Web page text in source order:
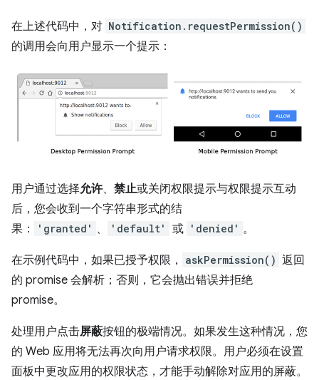
在上述代码中，对 Notification.requestPermission()
的调用会向用户显示一个提示：
用户通过选择允许、 禁止或关闭权限提示与权限提示互动
后，您会收到一个字符串形式的结
果：
'granted' 、 'default' 或 'denied' 。
在示例代码中，如果已授予权限， askPermission() 返回
的 promise 会解析；否则，它会抛出错误并拒绝
promise。
处理用户点击屏蔽按钮的极端情况。如果发生这种情况，您
的 Web 应用将无法再次向用户请求权限。用户必须在设置
面板中更改应用的权限状态，才能手动解除对应用的屏蔽。